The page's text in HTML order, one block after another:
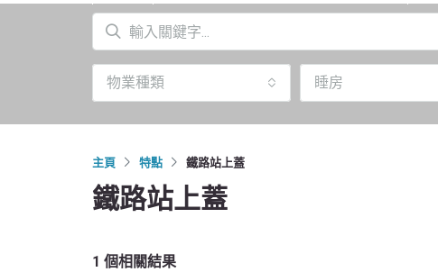
物業種類 睡房
主頁 特點 鐵路站上蓋
鐵路站上蓋
1 個相關結果